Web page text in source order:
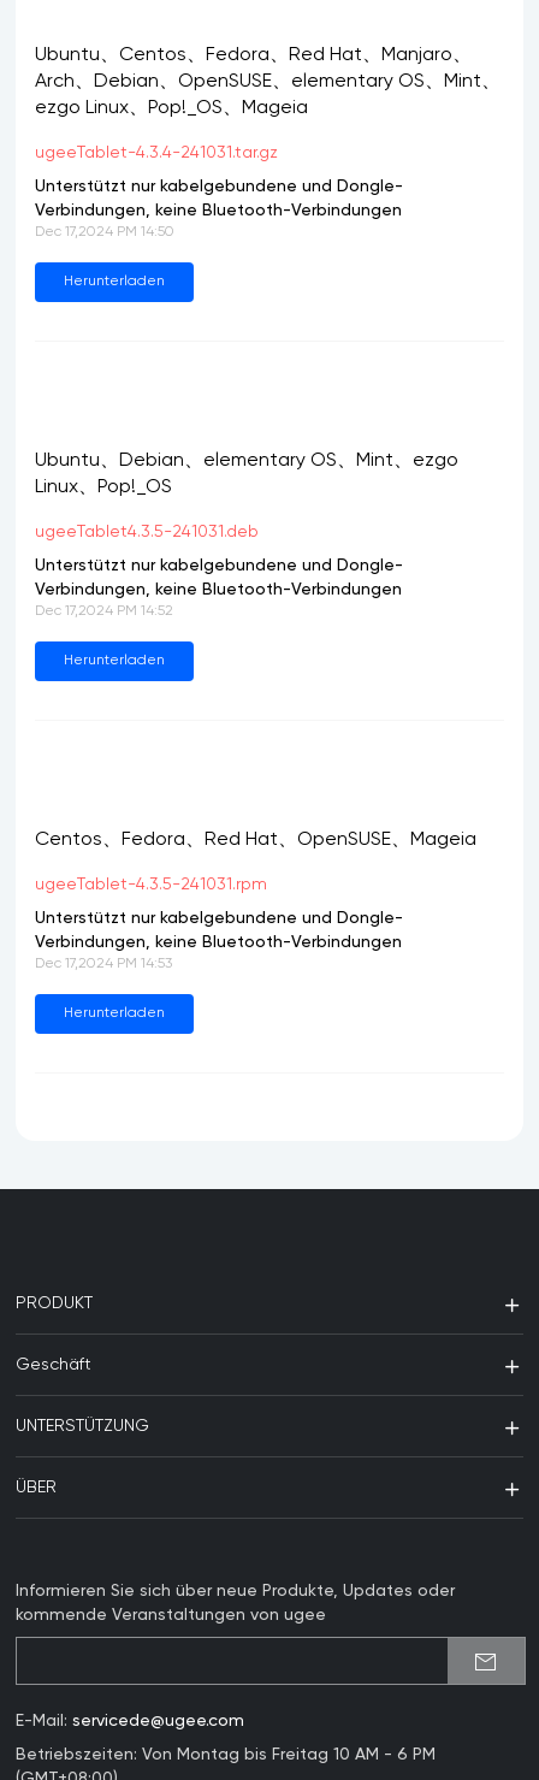
Ubuntu、Centos、Fedora、Red Hat、Manjaro、
Arch、Debian、OpenSUSE、elementary OS、Mint、
ezgo Linux、Pop!_OS、Mageia
ugeeTablet-4.3.4-241031.tar.gz
Unterstützt nur kabelgebundene und Dongle-
Verbindungen, keine Bluetooth-Verbindungen
Dec 17,2024 PM 14:50
Herunterladen
Ubuntu、Debian、elementary OS、Mint、ezgo
Linux、Pop!_OS
ugeeTablet4.3.5-241031.deb
Unterstützt nur kabelgebundene und Dongle-
Verbindungen, keine Bluetooth-Verbindungen
Dec 17,2024 PM 14:52
Herunterladen
Centos、Fedora、Red Hat、OpenSUSE、Mageia
ugeeTablet-4.3.5-241031.rpm
Unterstützt nur kabelgebundene und Dongle-
Verbindungen, keine Bluetooth-Verbindungen
Dec 17,2024 PM 14:53
Herunterladen
PRODUKT
Geschäft
UNTERSTÜTZUNG
ÜBER
Informieren Sie sich über neue Produkte, Updates oder
kommende Veranstaltungen von ugee
E-Mail:servicede@ugee.com
Betriebszeiten: Von Montag bis Freitag 10 AM - 6 PM